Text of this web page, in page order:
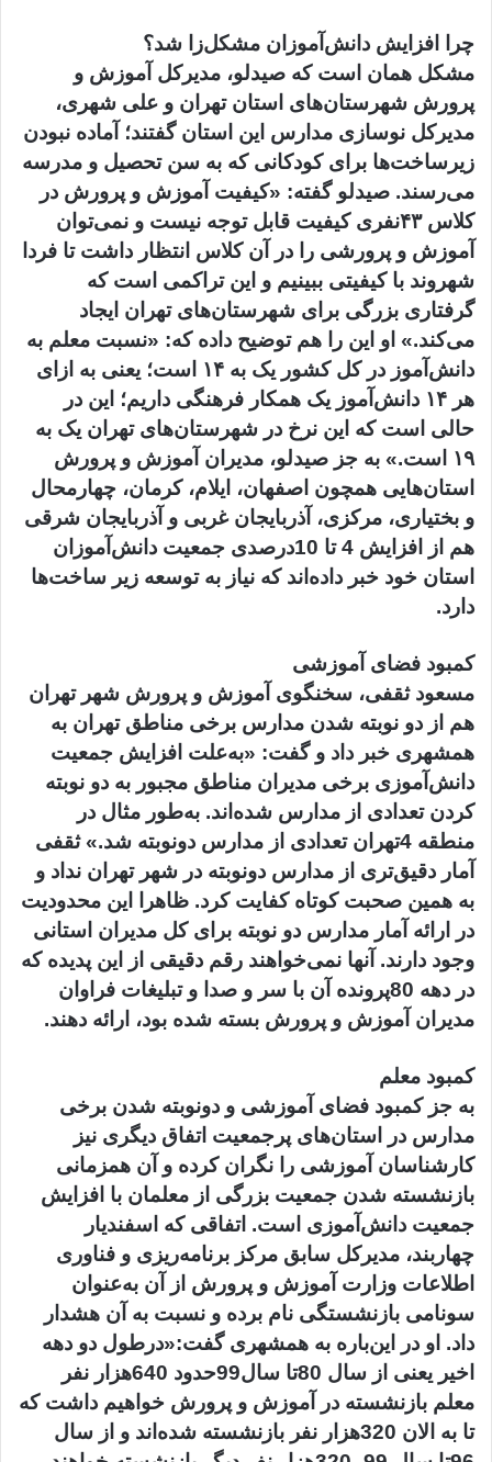
چرا افزایش دانش‌آموزان مشکل‌زا شد؟
مشکل همان است که صیدلو، مدیرکل آموزش و
پرورش شهرستان‌های استان تهران و علی شهری،
مدیرکل نوسازی مدارس این استان گفتند؛ آماده نبودن
زیرساخت‌ها برای کودکانی که به سن تحصیل و مدرسه
می‌رسند. صیدلو گفته: «کیفیت آموزش و پرورش در
کلاس ۴۳‌نفری کیفیت قابل توجه نیست و نمی‌توان
آموزش و پرورشی را در آن کلاس انتظار داشت تا فردا
شهروند با کیفیتی ببینیم و این تراکمی است که
گرفتاری بزرگی برای شهرستان‌های تهران ایجاد
می‌کند.» او این را هم توضیح داده که: «‌نسبت معلم به
دانش‌آموز در کل کشور یک به ۱۴ است؛ یعنی به ازای
هر ۱۴ دانش‌آموز یک همکار فرهنگی داریم؛ این در
حالی است که این نرخ در شهرستان‌های تهران یک به
۱۹ است.» به جز صیدلو، مدیران آموزش و پرورش
استان‌هایی همچون اصفهان، ایلام، کرمان، چهارمحال
و بختیاری، مرکزی، آذربایجان غربی و آذربایجان شرقی
هم از افزایش 4 تا 10درصدی جمعیت دانش‌آموزان
استان خود خبر داده‌اند که نیاز به توسعه زیر ساخت‌ها
دارد.
کمبود فضای آموزشی
مسعود ثقفی، سخنگوی آموزش و پرورش شهر تهران
هم از دو نوبته شدن مدارس برخی مناطق تهران به
همشهری خبر داد و گفت: «به‌علت افزایش جمعیت
دانش‌آموزی برخی مدیران مناطق مجبور به دو نوبته
کردن تعدادی از مدارس شده‌اند. به‌طور مثال در
منطقه 4تهران تعدادی از مدارس دو‌نوبته شد.» ثقفی
آمار دقیق‌تری از مدارس دو‌نوبته در شهر تهران نداد و
به همین صحبت کوتاه کفایت کرد. ظاهرا این محدودیت
در ارائه آمار مدارس دو نوبته برای کل مدیران استانی
وجود دارند. آنها نمی‌خواهند رقم دقیقی از این پدیده که
در دهه 80پرونده آن با سر و صدا و تبلیغات فراوان
مدیران آموزش و پرورش بسته شده بود، ارائه دهند.
کمبود معلم
به جز کمبود فضای آموزشی و دو‌نوبته شدن برخی
مدارس در استان‌های پرجمعیت اتفاق دیگری نیز
کارشناسان آموزشی را نگران کرده و آن همزمانی
بازنشسته شدن جمعیت بزرگی از معلمان با افزایش
جمعیت دانش‌آموزی است. اتفاقی که اسفندیار
چهاربند، مدیرکل سابق مرکز برنامه‌ریزی و فناوری
اطلاعات وزارت آموزش و پرورش از آن به‌عنوان
سونامی بازنشستگی نام برده و نسبت به آن هشدار
داد. او در این‌باره به همشهری گفت:«درطول دو دهه
اخیر یعنی از سال 80تا سال99حدود 640هزار نفر
معلم بازنشسته در آموزش و پرورش خواهیم داشت که
تا به الان 320هزار نفر بازنشسته شده‌اند و از سال